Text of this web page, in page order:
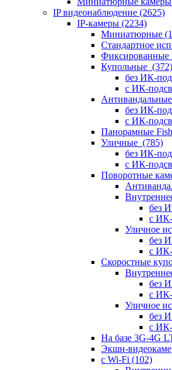
IP видеонаблюдение (2625)
IP-камеры (2234)
Миниатюрные
Стандартное
Фиксированные
Купольные (372)
без ИК-
с ИК-
Антивандальные
без ИК-
с ИК-
Панорамные
Уличные (785)
без ИК-
с ИК-
Поворотные
без
с ИК-
Уличное
без
с ИК-
Скоростные
без
с ИК-
Уличное
без
с ИК-
На базе 3G-4G
Экшн-
с Wi-Fi (102)